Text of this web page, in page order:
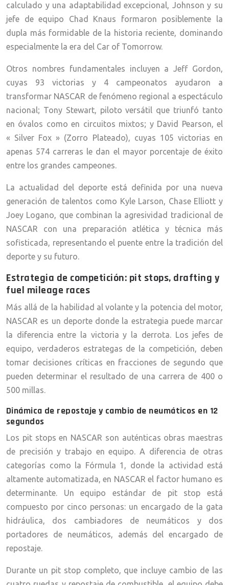
calculado y una adaptabilidad excepcional, Johnson y su
jefe de equipo Chad Knaus formaron posiblemente la
dupla más formidable de la historia reciente, dominando
especialmente la era del Car of Tomorrow.
Otros nombres fundamentales incluyen a Jeff Gordon,
cuyas 93 victorias y 4 campeonatos ayudaron a
transformar NASCAR de fenómeno regional a espectáculo
nacional; Tony Stewart, piloto versátil que triunfó tanto
en óvalos como en circuitos mixtos; y David Pearson, el
« Silver Fox » (Zorro Plateado), cuyas 105 victorias en
apenas 574 carreras le dan el mayor porcentaje de éxito
entre los grandes campeones.
La actualidad del deporte está definida por una nueva
generación de talentos como Kyle Larson, Chase Elliott y
Joey Logano, que combinan la agresividad tradicional de
NASCAR con una preparación atlética y técnica más
sofisticada, representando el puente entre la tradición del
deporte y su futuro.
Estrategia de competición: pit stops, drafting y
fuel mileage races
Más allá de la habilidad al volante y la potencia del motor,
NASCAR es un deporte donde la estrategia puede marcar
la diferencia entre la victoria y la derrota. Los jefes de
equipo, verdaderos estrategas de la competición, deben
tomar decisiones críticas en fracciones de segundo que
pueden determinar el resultado de una carrera de 400 o
500 millas.
Dinámica de repostaje y cambio de neumáticos en 12
segundos
Los pit stops en NASCAR son auténticas obras maestras
de precisión y trabajo en equipo. A diferencia de otras
categorías como la Fórmula 1, donde la actividad está
altamente automatizada, en NASCAR el factor humano es
determinante. Un equipo estándar de pit stop está
compuesto por cinco personas: un encargado de la gata
hidráulica, dos cambiadores de neumáticos y dos
portadores de neumáticos, además del encargado de
repostaje.
Durante un pit stop completo, que incluye cambio de las